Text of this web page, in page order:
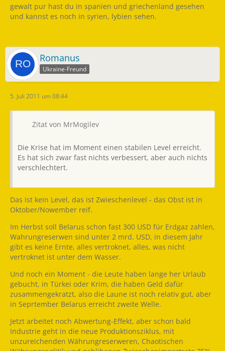
gewalt pur hast du in spanien und griechenland gesehen
und kannst es noch in syrien, lybien sehen.
Romanus
Ukraine-Freund
5. Juli 2011 um 08:44
Zitat von MrMogilev
Die Krise hat im Moment einen stabilen Level erreicht.
Es hat sich zwar fast nichts verbessert, aber auch nichts
verschlechtert.
Das ist kein Level, das ist Zwieschenlevel - das Obst ist in
Oktober/Nowember reif.
Im Herbst soll Belarus schon fast 300 USD für Erdgaz zahlen,
Wahrungreserwen sind unter 2 mrd. USD, in diesem Jahr
gibt es keine Ernte, alles vertroknet, alles, was nicht
vertroknet ist unter dem Wasser.
Und noch ein Moment - die Leute haben lange her Urlaub
gebucht, in Türkei oder Krim, die haben Geld dafür
zusammengekratzt, also die Laune ist noch relativ gut, aber
in Seprtember Belarus erreicht zweite Welle.
Jetzt arbeitet noch Abwertung-Effekt, aber schon bald
Industrie geht in die neue Produktionsziklus, mit
unzureichenden Währungreserweren, Chaotischen